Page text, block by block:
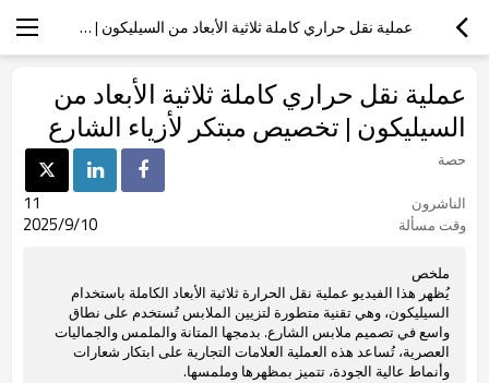
عملية نقل حراري كاملة ثلاثية الأبعاد من السيليكون | تخصيص مبتكر لأزياء الشارع
عملية نقل حراري كاملة ثلاثية الأبعاد من
السيليكون | تخصيص مبتكر لأزياء الشارع
حصة
الناشرون
11
وقت مسألة 2025/9/10
ملخص
يُظهر هذا الفيديو عملية نقل الحرارة ثلاثية الأبعاد الكاملة باستخدام
السيليكون، وهي تقنية متطورة لتزيين الملابس تُستخدم على نطاق
واسع في تصميم ملابس الشارع. بدمجها المتانة والملمس والجماليات
العصرية، تُساعد هذه العملية العلامات التجارية على ابتكار شعارات
وأنماط عالية الجودة، تتميز بمظهرها وملمسها.